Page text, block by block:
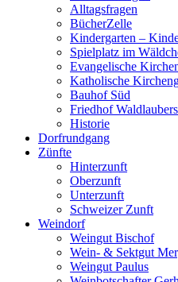
Alltagsfragen
BücherZelle
Kindergarten –
Spielplatz im
Evangelische
Katholische
Bauhof Süd
Friedhof
Historie
Dorfrundgang
Zünfte
Hinterzunft
Oberzunft
Unterzunft
Schweizer Zunft
Weindorf
Weingut Bischof
Wein- & Sektgut
Weingut Paulus